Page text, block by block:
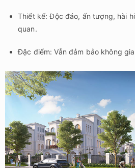
Thiết kế: Độc đáo, ấn tượng, hài
quan.
Đặc điểm: Vẫn đảm bảo không